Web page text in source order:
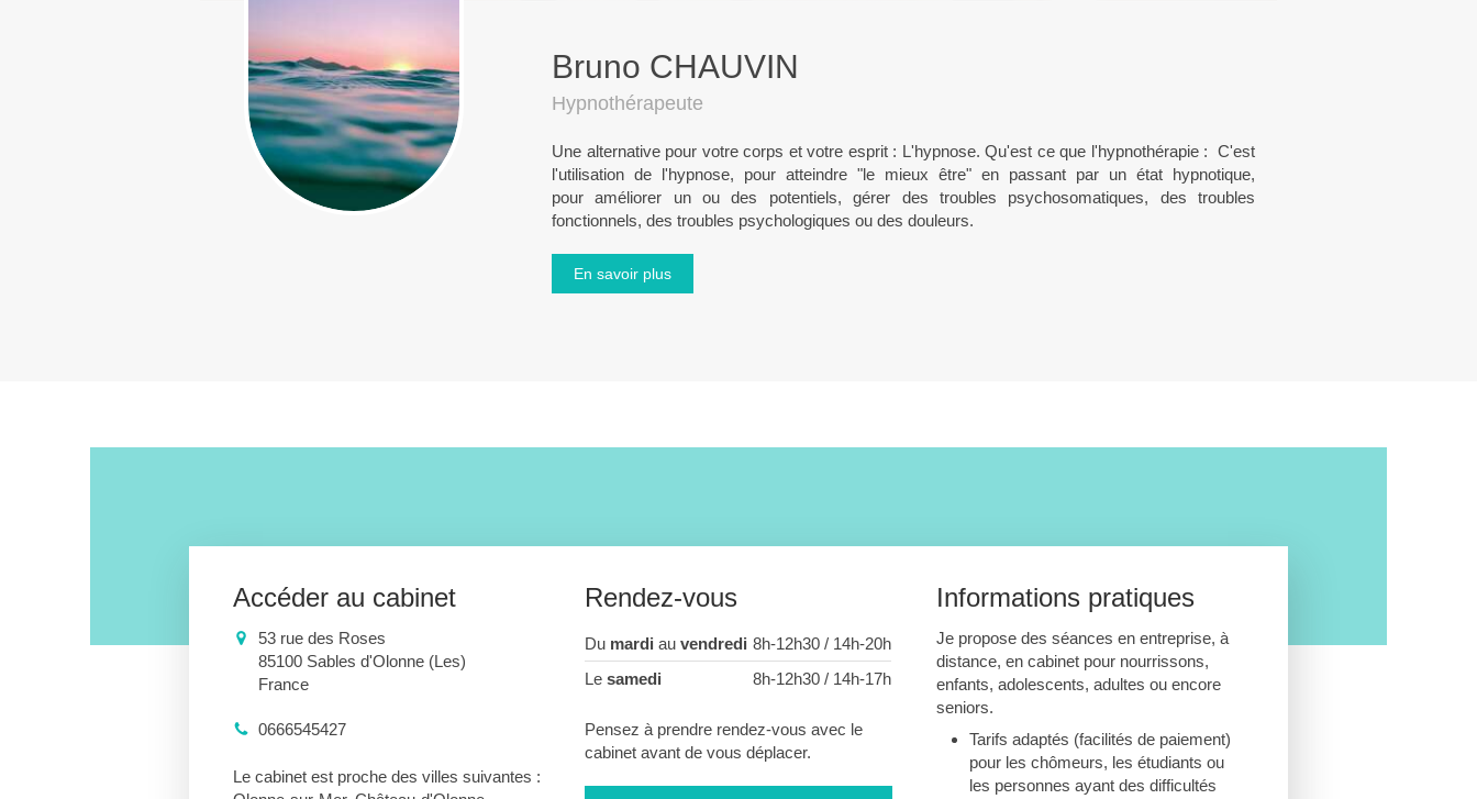
Bruno CHAUVIN
Hypnothérapeute
Une alternative pour votre corps et votre esprit : L'hypnose. Qu'est ce que l'hypnothérapie : ​ C'est
l'utilisation de l'hypnose, pour atteindre "le mieux être" en passant par un état hypnotique,
pour améliorer un ou des potentiels, gérer des troubles psychosomatiques, des troubles
fonctionnels, des troubles psychologiques ou des douleurs. ​
En savoir plus
Accéder au cabinet
53 rue des Roses
85100 Sables d'Olonne (Les)
France
0666545427
Le cabinet est proche des villes suivantes :
Rendez-vous
Du mardi au vendredi 8h-12h30 / 14h-20h
Le samedi 8h-12h30 / 14h-17h
Pensez à prendre rendez-vous avec le
cabinet avant de vous déplacer.
Informations pratiques
Je propose des séances en entreprise, à
distance, en cabinet pour nourrissons,
enfants, adolescents, adultes ou encore
seniors.
Tarifs adaptés (facilités de paiement)
pour les chômeurs, les étudiants ou
les personnes ayant des difficultés